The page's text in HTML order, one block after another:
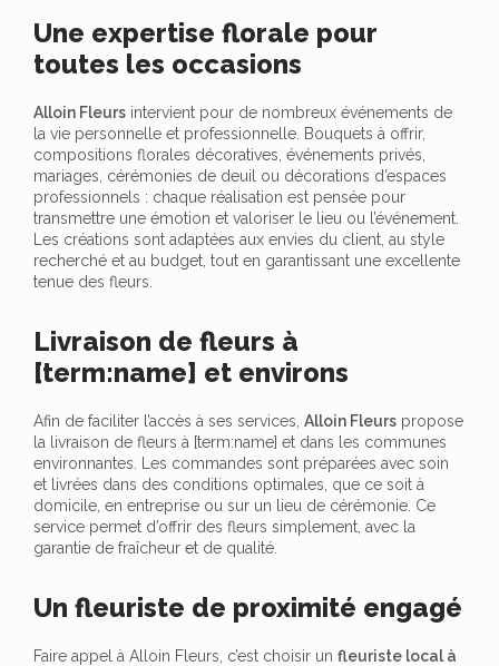
Une expertise florale pour
toutes les occasions
Alloin Fleurs intervient pour de nombreux événements de
la vie personnelle et professionnelle. Bouquets à offrir,
compositions florales décoratives, événements privés,
mariages, cérémonies de deuil ou décorations d’espaces
professionnels : chaque réalisation est pensée pour
transmettre une émotion et valoriser le lieu ou l’événement.
Les créations sont adaptées aux envies du client, au style
recherché et au budget, tout en garantissant une excellente
tenue des fleurs.
Livraison de fleurs à
[term:name] et environs
Afin de faciliter l’accès à ses services, Alloin Fleurs propose
la livraison de fleurs à [term:name] et dans les communes
environnantes. Les commandes sont préparées avec soin
et livrées dans des conditions optimales, que ce soit à
domicile, en entreprise ou sur un lieu de cérémonie. Ce
service permet d’offrir des fleurs simplement, avec la
garantie de fraîcheur et de qualité.
Un fleuriste de proximité engagé
Faire appel à Alloin Fleurs, c’est choisir un fleuriste local à